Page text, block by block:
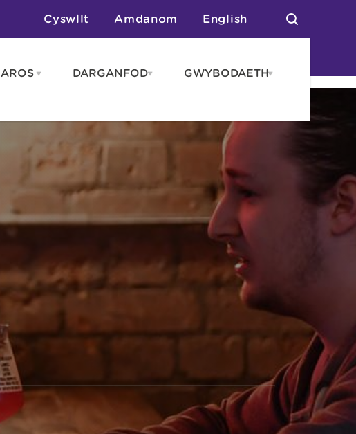
Cyswllt Amdanom English
AROS Open
Hunan Arlwyo
Carafanau a Gwersylla
Rhagor o Leoedd
DARGANFODOpen
GWYBODAETHOpen